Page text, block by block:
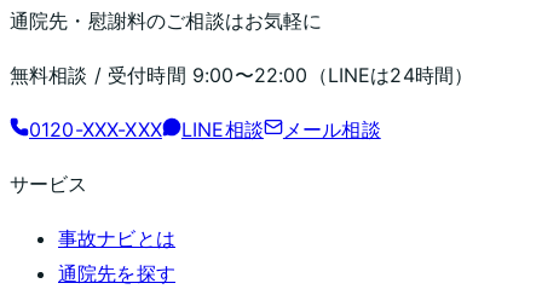
通院先・慰謝料のご相談はお気軽に
無料相談 / 受付時間 9:00〜22:00 （LINEは24時間）
0120-XXX-XXX LINE相談 メール相談
サービス
事故ナビとは
通院先を探す